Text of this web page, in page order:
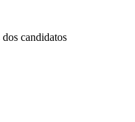
candidatos